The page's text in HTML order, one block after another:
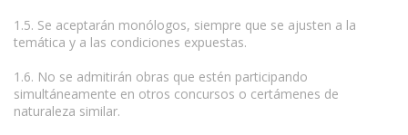
1.5. Se aceptarán monólogos, siempre que se ajusten a la
temática y a las condiciones expuestas.
1.6. No se admitirán obras que estén participando
simultáneamente en otros concursos o certámenes de
naturaleza similar.